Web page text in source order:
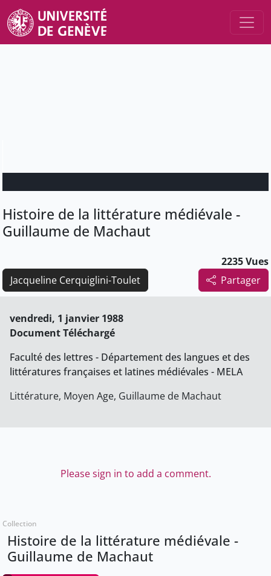
Histoire de la littérature médiévale -
Guillaume de Machaut
2235 Vues
Partager
Jacqueline Cerquiglini-Toulet
vendredi, 1 janvier 1988
Document Téléchargé
Faculté des lettres - Département des langues et des
littératures françaises et latines médiévales - MELA
Littérature, Moyen Age, Guillaume de Machaut
Please sign in to add a comment.
Collection
Histoire de la littérature médiévale -
Guillaume de Machaut